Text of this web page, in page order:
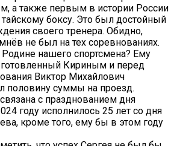
а также первым в истории России
боксу. Это был достойный
своего тренера. Обидно,
не был на тех соревнованиях.
нашего спортсмена? Ему
Кириным и перед
Виктор Михайлович
половину суммы на проезд.
с празднованием дня
году исполнилось 25 лет со дня
кроме того, ему бы в этом году